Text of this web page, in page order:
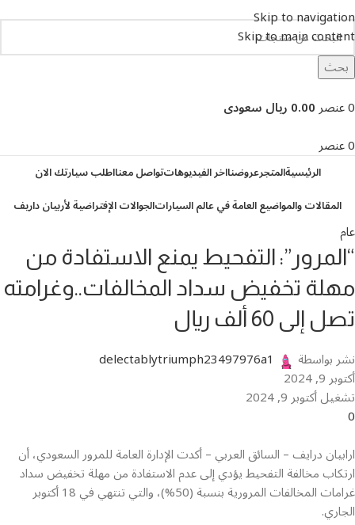
Skip to navigation
Skip to main content
بحث
0عنصر0.00 ريال سعودى
0عنصر
الرئيسيةالمتجرعروضنااخر الفيديوهاتتواصل معنااطلب سيارتك الان
المقالات والمواضيع العامة في عالم السياراتالجوالات الإفتراضية لأربيان داريف
عام
“المرور”: التفحيط يمنع الاستفادة من
مهلة تخفيض سداد المخالفات..وغرامته
تصل إلى 60 ألف ريال
نشر بواسطة delectablytriumph23497976a1
أكتوبر 9, 2024
تشغيل أكتوبر 9, 2024
0
ارابيان درايف – السائق العربي – أكدت الإدارة العامة للمرور السعودي، أن
ارتكاب مخالفة التفحيط يؤدي إلى عدم الاستفادة من مهلة تخفيض سداد
غرامات المخالفات المرورية بنسبة (50%)، والتي تنتهي في 18 أكتوبر
الجاري.